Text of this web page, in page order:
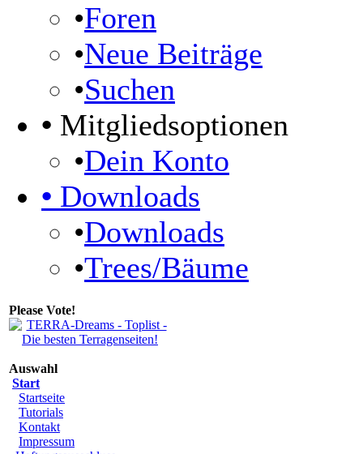
•Foren
•Neue Beiträge
•Suchen
• Mitgliedsoptionen
•Dein Konto
• Downloads
•Downloads
•Trees/Bäume
Please Vote!
Auswahl
Start
Startseite
Tutorials
Kontakt
Impressum